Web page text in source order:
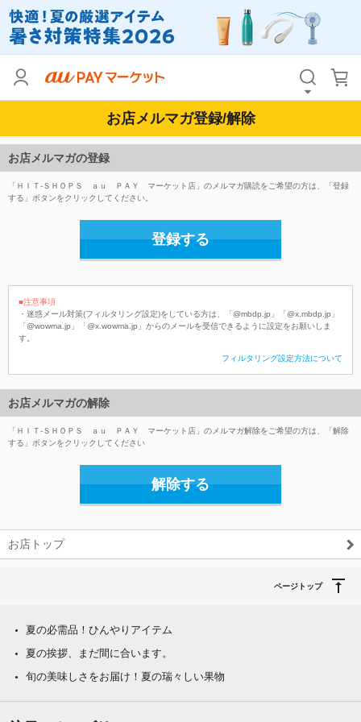
お店メルマガ登録/解除
お店メルマガの登録
「ＨＩＴ‐ＳＨＯＰＳ ａｕ ＰＡＹ マーケット店」のメルマガ購読をご希望の方は、「登録
する」ボタンをクリックしてください。
登録する
■注意事項
・迷惑メール対策(フィルタリング設定)をしている方は、「@mbdp.jp」「@x.mbdp.jp」
「@wowma.jp」「@x.wowma.jp」からのメールを受信できるように設定をお願いしま
す。
フィルタリング設定方法について
お店メルマガの解除
「ＨＩＴ‐ＳＨＯＰＳ ａｕ ＰＡＹ マーケット店」のメルマガ解除をご希望の方は、「解除
する」ボタンをクリックしてください
解除する
お店トップ
ページトップ
夏の必需品！ひんやりアイテム
夏の挨拶、まだ間に合います。
旬の美味しさをお届け！夏の瑞々しい果物